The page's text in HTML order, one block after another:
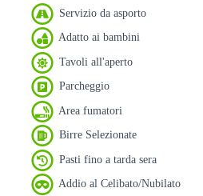
Servizio da asporto
Adatto ai bambini
Tavoli all'aperto
Parcheggio
Area fumatori
Birre Selezionate
Pasti fino a tarda sera
Addio al Celibato/Nubilato